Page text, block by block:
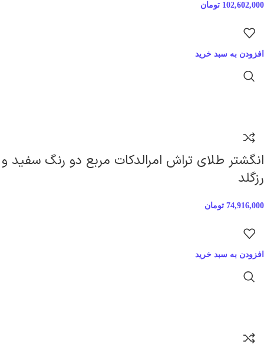
102,602,000 تومان
افزودن به سبد خرید
انگشتر طلای تراش امرالد‌کات مربع دو رنگ سفید و
رزگلد
74,916,000 تومان
افزودن به سبد خرید